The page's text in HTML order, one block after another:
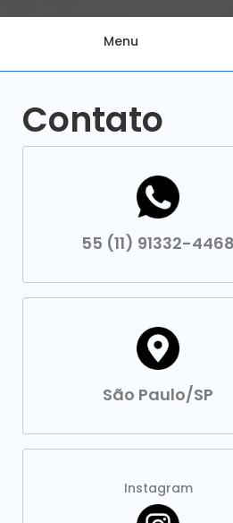
Menu
Contato
55 (11) 91332-4468
São Paulo/SP
Instagram